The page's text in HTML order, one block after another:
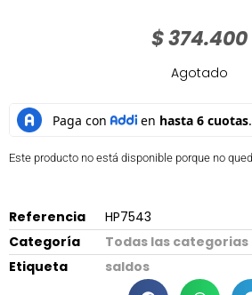
$374.400
Agotado
Este producto no está disponible porque no
Referencia
HP7543
Categoría
Todas las categorias
Etiqueta
saldos